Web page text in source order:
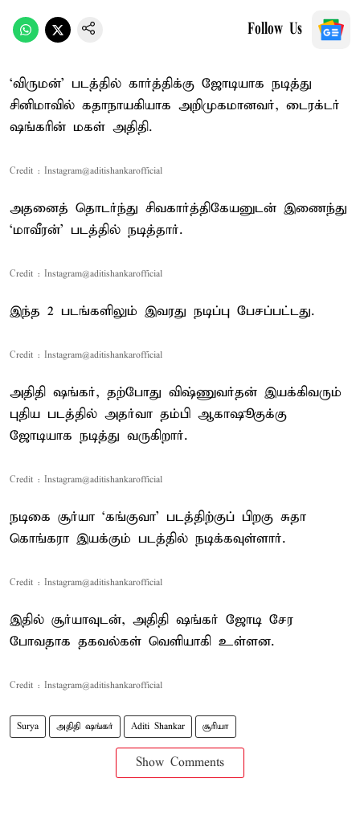
Follow Us
‘விருமன்’ படத்தில் கார்த்திக்கு ஜோடியாக நடித்து
சினிமாவில் கதாநாயகியாக அறிமுகமானவர், டைரக்டர்
ஷங்கரின் மகள் அதிதி.
Credit : Instagram@aditishankarofficial
அதனைத் தொடர்ந்து சிவகார்த்திகேயனுடன் இணைந்து
‘மாவீரன்’ படத்தில் நடித்தார்.
Credit : Instagram@aditishankarofficial
இந்த 2 படங்களிலும் இவரது நடிப்பு பேசப்பட்டது.
Credit : Instagram@aditishankarofficial
அதிதி ஷங்கர், தற்போது விஷ்ணுவர்தன் இயக்கிவரும்
புதிய படத்தில் அதர்வா தம்பி ஆகாஷூகுக்கு
ஜோடியாக நடித்து வருகிறார்.
Credit : Instagram@aditishankarofficial
நடிகை சூர்யா ‘கங்குவா’ படத்திற்குப் பிறகு சுதா
கொங்கரா இயக்கும் படத்தில் நடிக்கவுள்ளார்.
Credit : Instagram@aditishankarofficial
இதில் சூர்யாவுடன், அதிதி ஷங்கர் ஜோடி சேர
போவதாக தகவல்கள் வெளியாகி உள்ளன.
Credit : Instagram@aditishankarofficial
Surya அதிதி ஷங்கர் Aditi Shankar சூரியா
Show Comments